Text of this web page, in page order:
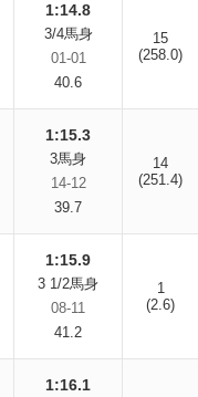
1:14.8
3/4馬身
01-01
40.6
15
(258.0)
1:15.3
3馬身
14-12
39.7
14
(251.4)
1:15.9
3 1/2馬身
08-11
41.2
1
(2.6)
1:16.1